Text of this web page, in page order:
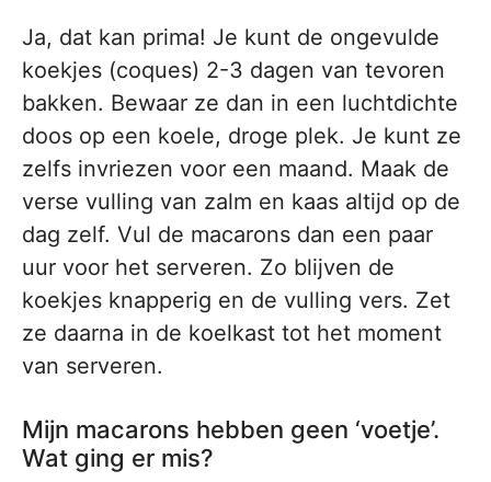
Ja, dat kan prima! Je kunt de ongevulde
koekjes (coques) 2-3 dagen van tevoren
bakken. Bewaar ze dan in een luchtdichte
doos op een koele, droge plek. Je kunt ze
zelfs invriezen voor een maand. Maak de
verse vulling van zalm en kaas altijd op de
dag zelf. Vul de macarons dan een paar
uur voor het serveren. Zo blijven de
koekjes knapperig en de vulling vers. Zet
ze daarna in de koelkast tot het moment
van serveren.
Mijn macarons hebben geen ‘voetje’.
Wat ging er mis?